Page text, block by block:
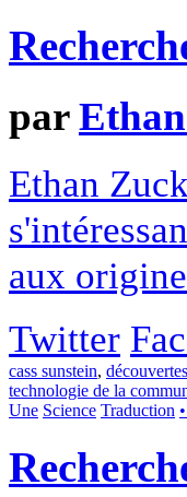
par
Ethan
aux
Twitter
cass sunstein, découvertes
technologie de la
Une Science Traduction